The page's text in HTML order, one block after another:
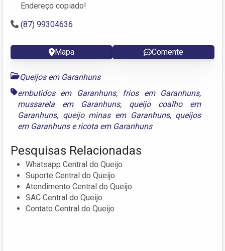
Endereço copiado!
(87) 99304636
Mapa Comente
Queijos em Garanhuns
embutidos em Garanhuns, frios em Garanhuns,
mussarela em Garanhuns, queijo coalho em
Garanhuns, queijo minas em Garanhuns, queijos
em Garanhunsericota em Garanhuns
Pesquisas Relacionadas
Whatsapp Central do Queijo
Suporte Central do Queijo
Atendimento Central do Queijo
SAC Central do Queijo
Contato Central do Queijo